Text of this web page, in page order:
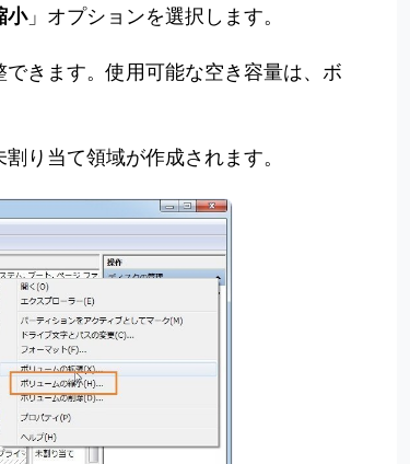
小」オプションを選択します。
きます。使用可能な空き容量は、ボ
り当て領域が作成されます。